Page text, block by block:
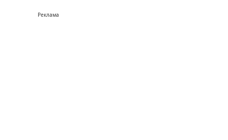
Реклама